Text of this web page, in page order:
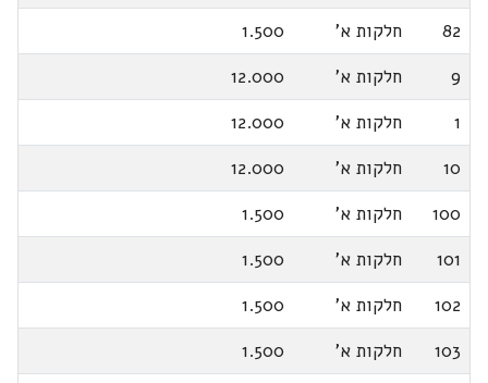
82
חלקות א'
1.500
9
חלקות א'
12.000
1
חלקות א'
12.000
10
חלקות א'
12.000
100
חלקות א'
1.500
101
חלקות א'
1.500
102
חלקות א'
1.500
103
חלקות א'
1.500